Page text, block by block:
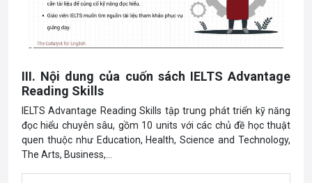
III. Nội dung của cuốn sách IELTS Advantage
Reading Skills
IELTS Advantage Reading Skills tập trung phát triển kỹ năng
đọc hiểu chuyên sâu, gồm 10 units với các chủ đề học thuật
quen thuộc như Education, Health, Science and Technology,
The Arts, Business,…